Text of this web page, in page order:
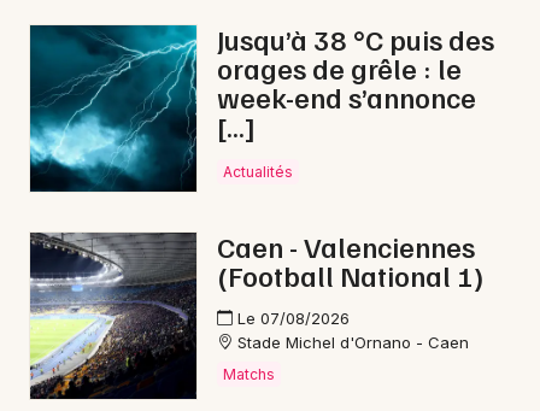
Newsletter des sorties
Artistes en tournée
Actualités
Magazine
Jusqu’à 38 °C puis des
orages de grêle : le
week-end s’annonce
[…]
Actualités
Caen - Valenciennes
(Football National 1)
Le 07/08/2026
Stade Michel d'Ornano - Caen
Matchs